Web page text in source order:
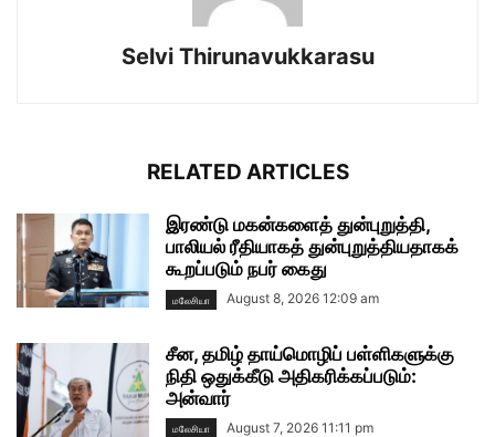
Selvi Thirunavukkarasu
RELATED ARTICLES
இரண்டு மகன்களைத் துன்புறுத்தி,
பாலியல் ரீதியாகத் துன்புறுத்தியதாகக்
கூறப்படும் நபர் கைது
மலேசியா August 8, 2026 12:09 am
சீன, தமிழ் தாய்மொழிப் பள்ளிகளுக்கு
நிதி ஒதுக்கீடு அதிகரிக்கப்படும்:
அன்வார்
மலேசியா August 7, 2026 11:11 pm